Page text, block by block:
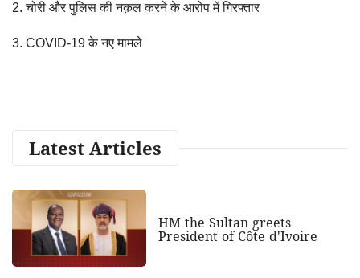
2. चोरी और पुलिस की नक़ल करने के आरोप में गिरफ्तार
3. COVID-19 के नए मामले
Latest Articles
HM the Sultan greets
President of Côte d'Ivoire